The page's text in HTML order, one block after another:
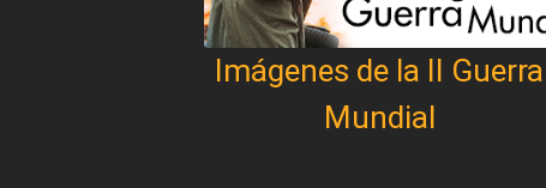
Imágenes de la II Guerra
Mundial